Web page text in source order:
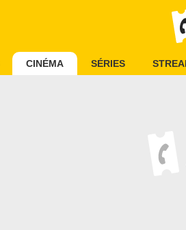
CINÉMA SÉRIES